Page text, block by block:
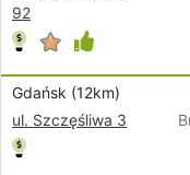
92
Gdańsk (12km)
ul. Szczęśliwa 3